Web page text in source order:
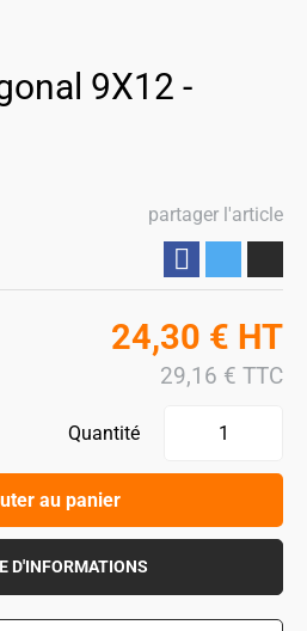
9X12 -
partager l'article
24,30 € HT
29,16 € TTC
Quantité
au panier
D'INFORMATIONS